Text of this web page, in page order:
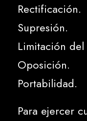
Rectificación.
Supresión.
Limitación
Oposición.
Portabilidad.
Para ejercer